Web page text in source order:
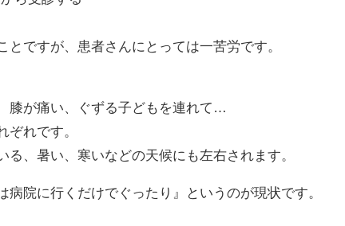
とですが、患者さんにとっては一苦労です。
膝が痛い、ぐずる子どもを連れて…
ぞれです。
る、暑い、寒いなどの天候にも左右されます。
病院に行くだけでぐったり』というのが現状です。